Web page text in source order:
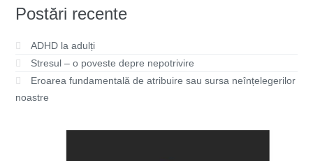
Postări recente
ADHD la adulți
Stresul – o poveste depre nepotrivire
Eroarea fundamentală de atribuire sau sursa neînțelegerilor
noastre